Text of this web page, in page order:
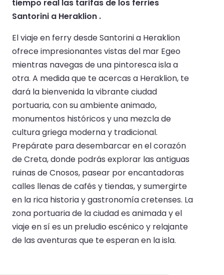
tiempo real las tarifas de los ferries
Santorini a Heraklion .
El viaje en ferry desde Santorini a Heraklion
ofrece impresionantes vistas del mar Egeo
mientras navegas de una pintoresca isla a
otra. A medida que te acercas a Heraklion, te
dará la bienvenida la vibrante ciudad
portuaria, con su ambiente animado,
monumentos históricos y una mezcla de
cultura griega moderna y tradicional.
Prepárate para desembarcar en el corazón
de Creta, donde podrás explorar las antiguas
ruinas de Cnosos, pasear por encantadoras
calles llenas de cafés y tiendas, y sumergirte
en la rica historia y gastronomía cretenses. La
zona portuaria de la ciudad es animada y el
viaje en sí es un preludio escénico y relajante
de las aventuras que te esperan en la isla.